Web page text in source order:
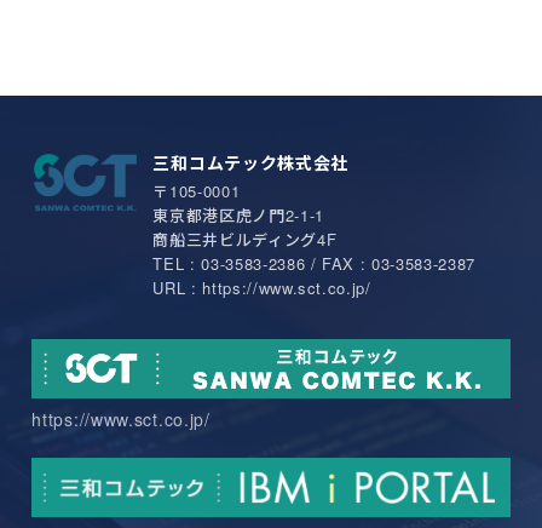
三和コムテック株式会社
〒105-0001
東京都港区虎ノ門2-1-1
商船三井ビルディング4F
TEL : 03-3583-2386 / FAX : 03-3583-2387
URL : https://www.sct.co.jp/
https://www.sct.co.jp/